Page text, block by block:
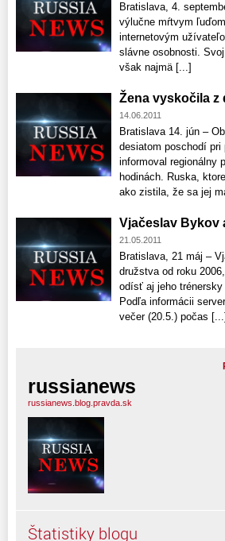
Bratislava, 4.
výlučne mŕtvym
internetovým
slávne osobnosti.
však najmä [...]
Žena vyskočila z
14.06.2011
Bratislava 14. jún –
desiatom poschodí
informoval regionálny
hodinách. Ruska,
ako zistila, že sa jej
Vjačeslav Bykov
21.05.2011
Bratislava, 21 máj –
družstva od roku
odísť aj jeho trénersky
Podľa informácii
večer (20.5.) počas [...]
russianews
russianews.blog.pravda.sk
Štatistiky blogu